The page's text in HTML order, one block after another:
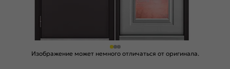
Изображение может немного отличаться от оригинала.